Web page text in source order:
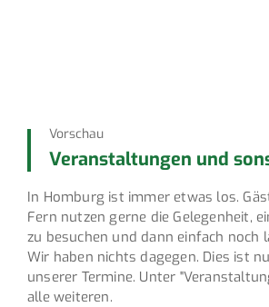
Vorschau
Veranstaltungen und
In Homburg ist immer etwas los.
Fern nutzen gerne die Gelegenheit,
zu besuchen und dann einfach noch
Wir haben nichts dagegen. Dies ist
unserer Termine. Unter
alle weiteren.